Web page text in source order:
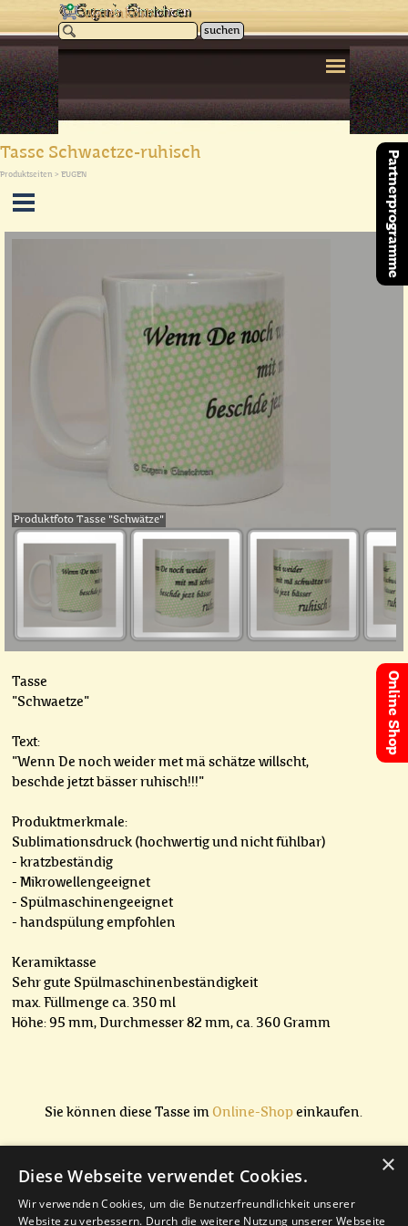
Direkt zum Seiteninhalt
suchen
Warenkorb
Menü überspringen
Partnerprogramme
Online Shop
Tasse Schwaetze-ruhisch
Produktseiten > EUGEN
Produktfoto Tasse "Schwätze"
Tasse
"Schwaetze"
Text:
"Wenn De noch weider met mä schätze willscht,
beschde jetzt bässer ruhisch!!!"
Produktmerkmale:
Sublimationsdruck (hochwertig und nicht fühlbar)
- kratzbeständig
- Mikrowellengeeignet
- Spülmaschinengeeignet
- handspülung empfohlen
Keramiktasse
Sehr gute Spülmaschinenbeständigkeit
max. Füllmenge ca. 350 ml
Höhe: 95 mm, Durchmesser 82 mm, ca. 360 Gramm
Sie können diese Tasse im Online-Shopeinkaufen.
Wenn Sie Fragen zu diesem Produkt haben, können Sie mir
gerne eine Nachricht senden.
Am besten verwenden Sie hierfür meinKontaktformular.
×
Diese Webseite verwendet Cookies.
Wir verwenden Cookies, um die Benutzerfreundlichkeit unserer
Website zu verbessern. Durch die weitere Nutzung unserer Webseite